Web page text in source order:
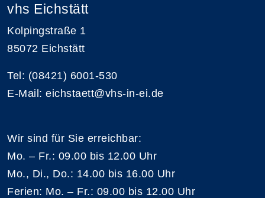
vhs Eichstätt
Kolpingstraße 1
85072 Eichstätt
Tel: (08421) 6001-530
E-Mail: eichstaett@vhs-in-ei.de
Wir sind für Sie erreichbar:
Mo. – Fr.: 09.00 bis 12.00 Uhr
Mo., Di., Do.: 14.00 bis 16.00 Uhr
Ferien: Mo. – Fr.: 09.00 bis 12.00 Uhr